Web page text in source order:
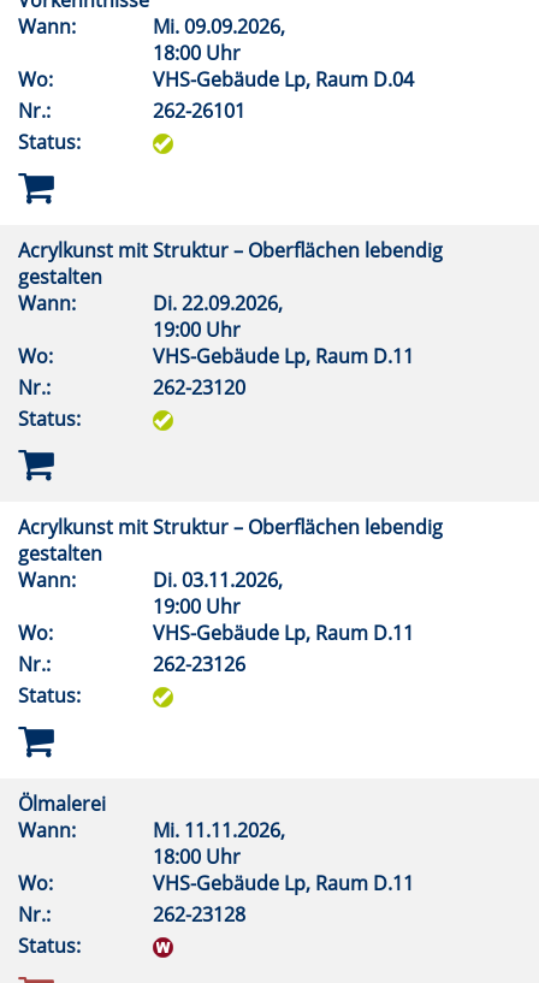
Wann:
Mi.09.09.2026,
18:00 Uhr
Wo:
VHS-Gebäude Lp, Raum D.04
Nr.:
262-26101
Status:
Acrylkunst mit Struktur – Oberflächen lebendig
gestalten
Wann:
Di.22.09.2026,
19:00 Uhr
Wo:
VHS-Gebäude Lp, Raum D.11
Nr.:
262-23120
Status:
Acrylkunst mit Struktur – Oberflächen lebendig
gestalten
Wann:
Di.03.11.2026,
19:00 Uhr
Wo:
VHS-Gebäude Lp, Raum D.11
Nr.:
262-23126
Status:
Ölmalerei
Wann:
Mi. 11.11.2026,
18:00 Uhr
Wo:
VHS-Gebäude Lp, Raum D.11
Nr.:
262-23128
Status: